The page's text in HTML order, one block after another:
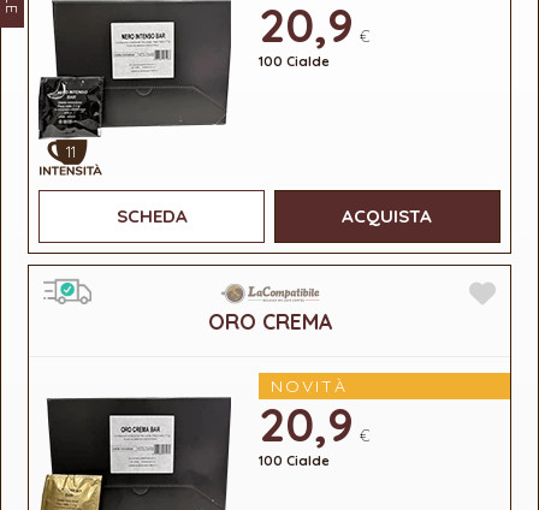
11
20,9 €
100 Cialde
SCHEDA ACQUISTA
ORO CREMA
NOVITÀ
20,9 €
100 Cialde